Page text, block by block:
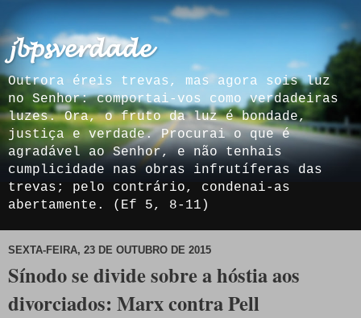
𝓳𝓫𝓹𝓼𝓿𝓮𝓻𝓭𝓪𝓭𝓮
Outrora éreis trevas, mas agora sois luz
no Senhor: comportai-vos como verdadeiras
luzes. Ora, o fruto da luz é bondade,
justiça e verdade. Procurai o que é
agradável ao Senhor, e não tenhais
cumplicidade nas obras infrutíferas das
trevas; pelo contrário, condenai-as
abertamente. (Ef 5, 8-11)
SEXTA-FEIRA, 23 DE OUTUBRO DE 2015
Sínodo se divide sobre a hóstia aos
divorciados: Marx contra Pell